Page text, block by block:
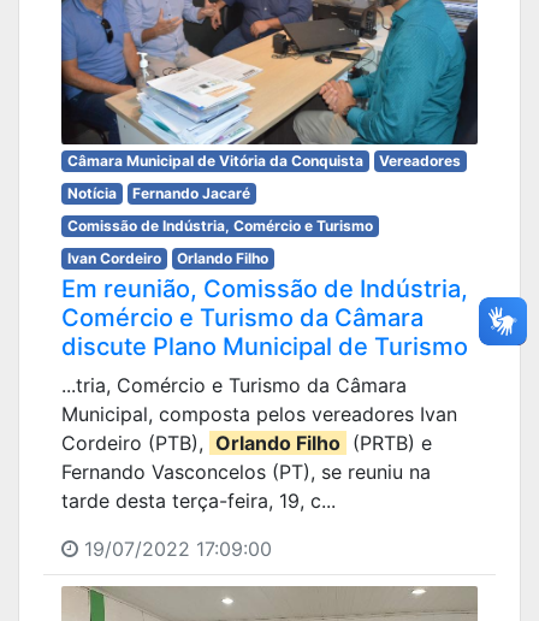
Câmara Municipal de Vitória da Conquista
Vereadores
Notícia
Fernando Jacaré
Comissão de Indústria, Comércio e Turismo
Ivan Cordeiro
Orlando Filho
Em reunião, Comissão de Indústria,
Comércio e Turismo da Câmara
discute Plano Municipal de Turismo
...tria, Comércio e Turismo da Câmara
Municipal, composta pelos vereadores Ivan
Cordeiro (PTB), Orlando Filho (PRTB) e
Fernando Vasconcelos (PT), se reuniu na
tarde desta terça-feira, 19, c...
19/07/2022 17:09:00